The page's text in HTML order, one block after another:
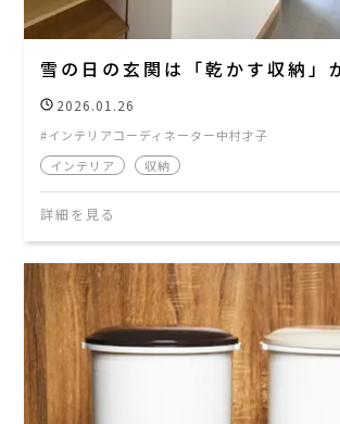
雪の日の玄関は「乾かす収納」
2026.01.26
インテリアコーディネーター中村才子
インテリア
収納
詳細を見る